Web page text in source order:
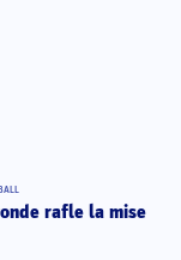
rafle la mise